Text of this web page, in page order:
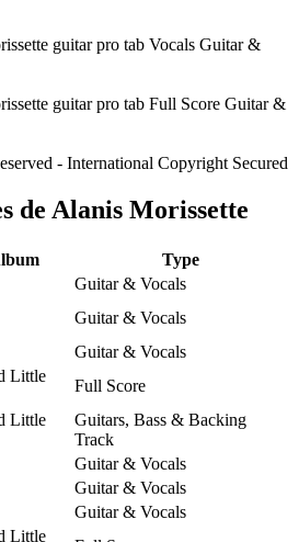
- International Copyright Secured
de Alanis Morissette
Type
Guitar & Vocals
Guitar & Vocals
Guitar & Vocals
Little
Full Score
Little
Guitars, Bass & Backing
Track
Guitar & Vocals
Guitar & Vocals
Guitar & Vocals
Little